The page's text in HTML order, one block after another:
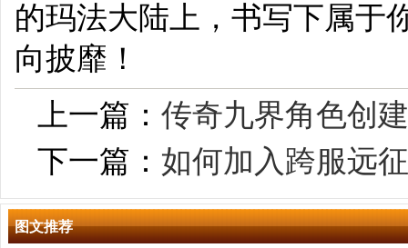
的玛法大陆上，书写下属于
向披靡！
上一篇： 传奇九界角色创
下一篇： 如何加入跨服远
图文推荐